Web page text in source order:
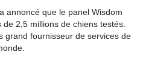
a annoncé que le panel Wisdom
2,5 millions de chiens testés.
grand fournisseur de services de